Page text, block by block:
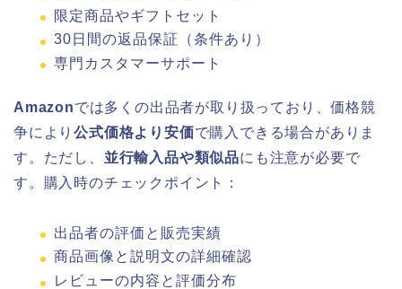
限定商品やギフトセット
30日間の返品保証（条件あり）
専門カスタマーサポート
Amazonでは多くの出品者が取り扱っており、価格競
争により公式価格より安価で購入できる場合がありま
す。ただし、 並行輸入品や類似品にも注意が必要で
す。購入時のチェックポイント：
出品者の評価と販売実績
商品画像と説明文の詳細確認
レビューの内容と評価分布